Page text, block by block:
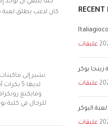
كما ينبغي أن توجد
كان لاعب يطلق لعبة
نشير إلى
لديها
وفايكنغ
RECENT
عليقات
بوكر
عليقات
البوكر
عليقات